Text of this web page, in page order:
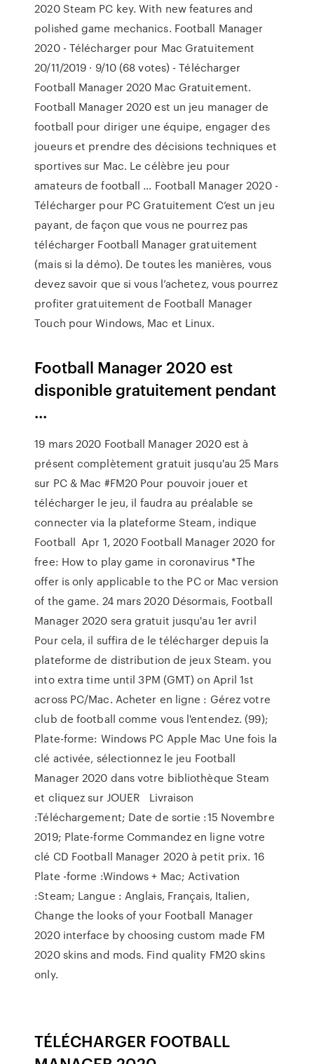
2020 Steam PC key. With new features and
polished game mechanics. Football Manager
2020 - Télécharger pour Mac Gratuitement
20/11/2019 · 9/10 (68 votes) - Télécharger
Football Manager 2020 Mac Gratuitement.
Football Manager 2020 est un jeu manager de
football pour diriger une équipe, engager des
joueurs et prendre des décisions techniques et
sportives sur Mac. Le célèbre jeu pour
amateurs de football … Football Manager 2020 -
Télécharger pour PC Gratuitement C’est un jeu
payant, de façon que vous ne pourrez pas
télécharger Football Manager gratuitement
(mais si la démo). De toutes les manières, vous
devez savoir que si vous l’achetez, vous pourrez
profiter gratuitement de Football Manager
Touch pour Windows, Mac et Linux.
Football Manager 2020 est
disponible gratuitement pendant
...
19 mars 2020 Football Manager 2020 est à
présent complètement gratuit jusqu'au 25 Mars
sur PC & Mac #FM20 Pour pouvoir jouer et
télécharger le jeu, il faudra au préalable se
connecter via la plateforme Steam, indique
Football Apr 1, 2020 Football Manager 2020 for
free: How to play game in coronavirus *The
offer is only applicable to the PC or Mac version
of the game. 24 mars 2020 Désormais, Football
Manager 2020 sera gratuit jusqu'au 1er avril
Pour cela, il suffira de le télécharger depuis la
plateforme de distribution de jeux Steam. you
into extra time until 3PM (GMT) on April 1st
across PC/Mac. Acheter en ligne : Gérez votre
club de football comme vous l'entendez. (99);
Plate-forme: Windows PC Apple Mac Une fois la
clé activée, sélectionnez le jeu Football
Manager 2020 dans votre bibliothèque Steam
et cliquez sur JOUER Livraison
:Téléchargement; Date de sortie :15 Novembre
2019; Plate-forme Commandez en ligne votre
clé CD Football Manager 2020 à petit prix. 16
Plate -forme :Windows + Mac; Activation
:Steam; Langue : Anglais, Français, Italien,
Change the looks of your Football Manager
2020 interface by choosing custom made FM
2020 skins and mods. Find quality FM20 skins
only.
TÉLÉCHARGER FOOTBALL